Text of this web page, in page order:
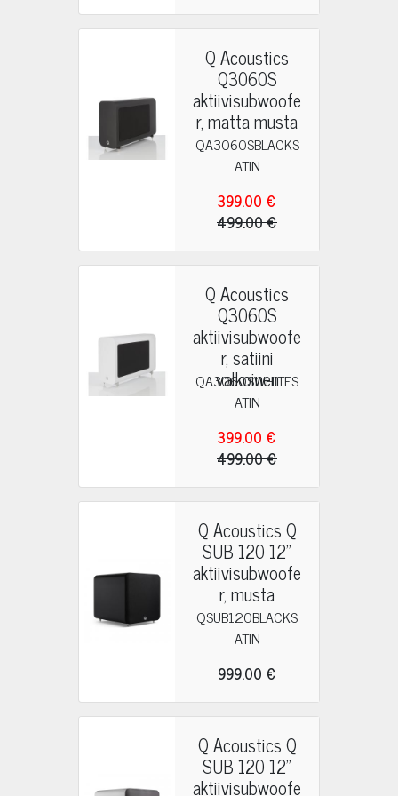
Q Acoustics
Q3060S
aktiivisubwoofe
r, matta musta
QA3060SBLACKS
ATIN
399.00 €
499.00 €
Q Acoustics
Q3060S
aktiivisubwoofe
r, satiini
valkoinen
QA3060SWHITES
ATIN
399.00 €
499.00 €
Q Acoustics Q
SUB 120 12"
aktiivisubwoofe
r, musta
QSUB120BLACKS
ATIN
999.00 €
Q Acoustics Q
SUB 120 12"
aktiivisubwoofe